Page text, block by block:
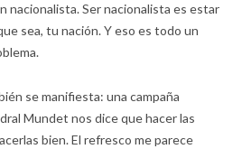
nacionalista. Ser nacionalista es estar
sea, tu nación. Y eso es todo un
se manifiesta: una campaña
Mundet nos dice que hacer las
bien. El refresco me parece